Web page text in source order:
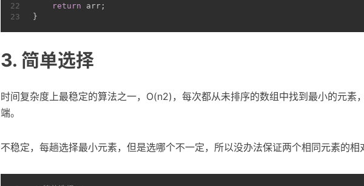
22
23
return arr;
}
3. 简单选择
时间复杂度上最稳定的算法之一，O(n2)，每次都从未排序的数组中找到最小的元素
端。
不稳定，每趟选择最小元素，但是选哪个不一定，所以没办法保证两个相同元素的相